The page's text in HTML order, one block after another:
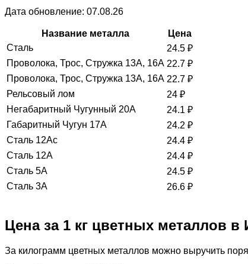
Дата обновление: 07.08.26
Название металла
Цена
Сталь
24.5 ₽
Проволока, Трос, Стружка 13А, 16А 22.7 ₽
Проволока, Трос, Стружка 13А, 16А 22.7 ₽
Рельсовый лом
24 ₽
Негабаритный Чугунный 20А
24.1 ₽
Габаритный Чугун 17А
24.2 ₽
Сталь 12Ас
24.4 ₽
Сталь 12А
24.4 ₽
Сталь 5А
24.5 ₽
Сталь 3А
26.6 ₽
Цена за 1 кг цветных металлов в
За килограмм цветных металлов можно выручить